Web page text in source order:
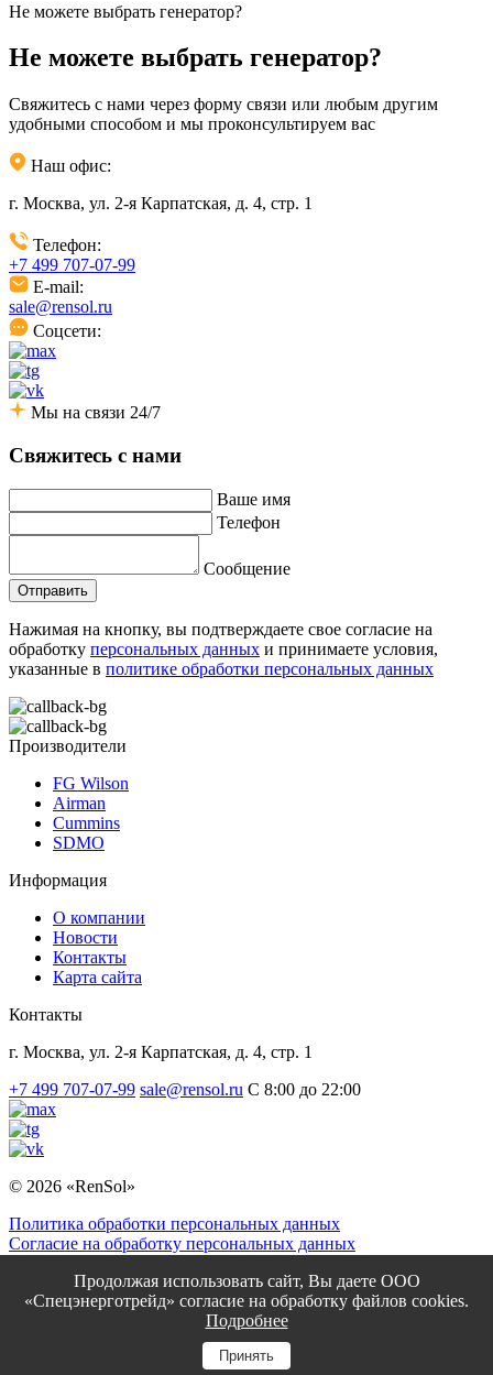
Не можете выбрать генератор?
Не можете выбрать генератор?
Свяжитесь с нами через форму связи или любым другим
удобными способом и мы проконсультируем вас
Наш офис:
г. Москва, ул. 2-я Карпатская, д. 4, стр. 1
Телефон:
+7 499 707-07-99
E-mail:
sale@rensol.ru
Соцсети:
Мы на связи 24/7
Свяжитесь с нами
Ваше имя
Телефон
Сообщение
Отправить
Нажимая на кнопку, вы подтверждаете свое согласие на
обработку персональных данных и принимаете условия,
указанные в политике обработки персональных данных
Производители
FG Wilson
Airman
Cummins
SDMO
Информация
О компании
Новости
Контакты
Карта сайта
Контакты
г. Москва, ул. 2-я Карпатская, д. 4, стр. 1
+7 499 707-07-99 sale@rensol.ru C 8:00 до 22:00
© 2026 «RenSol»
Политика обработки персональных данных
Согласие на обработку персональных данных
Мы участники НААСТ:
Продолжая использовать сайт, Вы даете ООО
«Спецэнерготрейд» согласие на обработку файлов cookies.
Подробнее
Принять